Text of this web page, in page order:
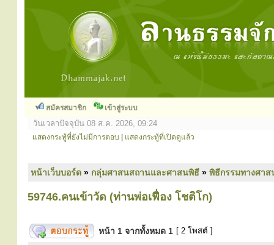
สมัครสมาชิก เข้าสู่ระบบ
วันเวลาปัจจุบัน 08 ส.ค. 2026, 09:24
แสดงกระทู้ที่ยังไม่มีการตอบ แสดงกระทู้ที่เปิดดูแล้ว
หน้าเว็บบอร์ด » กลุ่มศาสนสถานและศาสนพิธี » พิธีกรรมทางศา
59746.คนเข้าวัด (ท่านพ่อเฟื่อง โชติโก)
หน้า 1 จากทั้งหมด 1 [ 2 โพสต์ ]